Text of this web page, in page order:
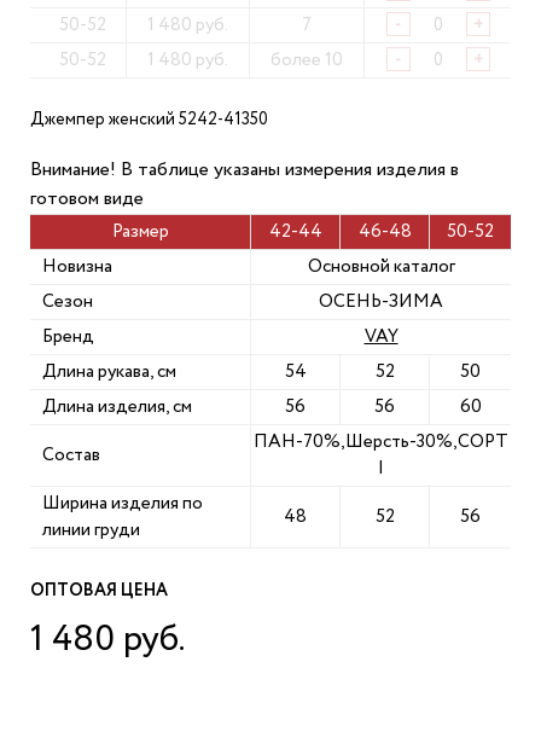
ОПТОВАЯ ЦЕНА
1 480 руб.
50-52 1 480 руб. 7 - +
50-52 1 480 руб. более 10 - +
Джемпер женский 5242-41350
Внимание! В таблице указаны измерения изделия в
готовом виде
Размер 42-44 46-48
50-52
Новизна
Основной каталог
Сезон
ОСЕНЬ-ЗИМА
Бренд
VAY
Длина рукава, см
54 52
50
Длина изделия, см
56 56 60
Состав
ПАН-70%,Шерсть-30%,СОРТ
Ширина изделия по
линии груди
48 52 56